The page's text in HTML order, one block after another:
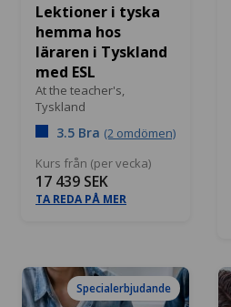
Lektioner i tyska
hemma hos
läraren i Tyskland
med ESL
At the teacher's,
Tyskland
3.5 Bra (2 omdömen)
Kurs från (per vecka)
17 439 SEK
TA REDA PÅ MER
Specialerbjudande